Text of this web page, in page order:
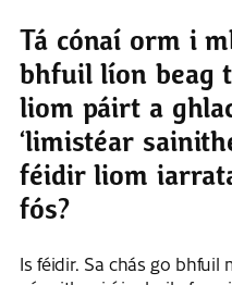
Tá cónaí orm i
bhfuil líon beag
liom páirt a
‘limistéar
féidir liom
fós?
Is féidir. Sa chás go